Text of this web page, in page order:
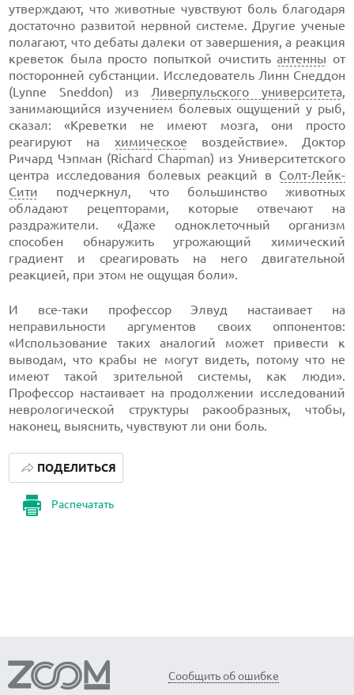
утверждают, что животные чувствуют боль благодаря
достаточно развитой нервной системе. Другие ученые
полагают, что дебаты далеки от завершения, а реакция
креветок была просто попыткой очиститьантенны от
посторонней субстанции. Исследователь Линн Снеддон
(Lynne Sneddon) из Ливерпульского университета,
занимающийся изучением болевых ощущений у рыб,
сказал: «Креветки не имеют мозга, они просто
реагируют на химическое воздействие». Доктор
Ричард Чэпман (Richard Chapman) из Университетского
центра исследования болевых реакций в Солт-Лейк-
Сити подчеркнул, что большинство животных
обладают рецепторами, которые отвечают на
раздражители. «Даже одноклеточный организм
способен обнаружить угрожающий химический
градиент и среагировать на него двигательной
реакцией, при этом не ощущая боли».
И все-таки профессор Элвуд настаивает на
неправильности аргументов своих оппонентов:
«Использование таких аналогий может привести к
выводам, что крабы не могут видеть, потому что не
имеют такой зрительной системы, как люди».
Профессор настаивает на продолжении исследований
неврологической структуры ракообразных, чтобы,
наконец, выяснить, чувствуют ли они боль.
Распечатать
ПОДЕЛИТЬСЯ
Сообщить об ошибке